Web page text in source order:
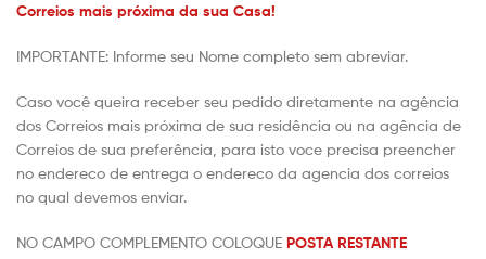
Correios mais próxima da sua Casa!
IMPORTANTE: Informe seu Nome completo sem abreviar.
Caso você queira receber seu pedido diretamente na agência
dos Correios mais próxima de sua residência ou na agência de
Correios de sua preferência, para isto voce precisa preencher
no endereco de entrega o endereco da agencia dos correios
no qual devemos enviar.
NO CAMPO COMPLEMENTO COLOQUE POSTA RESTANTE